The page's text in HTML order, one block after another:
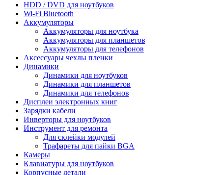
HDD / DVD для ноутбуков
Wi-Fi Bluetooth
Аккумуляторы
Аккумуляторы для ноутбука
Аккумуляторы для планшетов
Аккумуляторы для телефонов
Аксессуары чехлы пленки
Динамики
Динамики для ноутбуков
Динамики для планшетов
Динамики для телефонов
Дисплеи электронных книг
Зарядки кабели
Инверторы для ноутбуков
Инструмент для ремонта
Для склейки модулей
Трафареты для пайки BGA
Камеры
Клавиатуры для ноутбуков
Корпусные детали